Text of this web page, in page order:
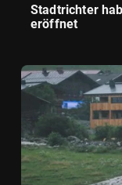
Stadtrichter
eröffnet